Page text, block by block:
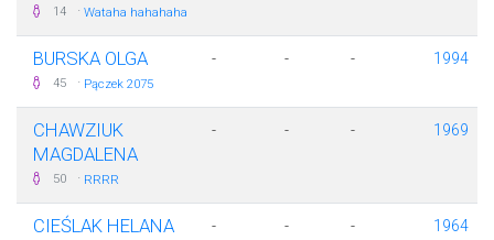
14 · Wataha hahahaha
BURSKA OLGA
45 · Pączek 2075
- - - 1994
CHAWZIUK
MAGDALENA
50 · RRRR
- - - 1969
CIEŚLAK HELANA - - - 1964